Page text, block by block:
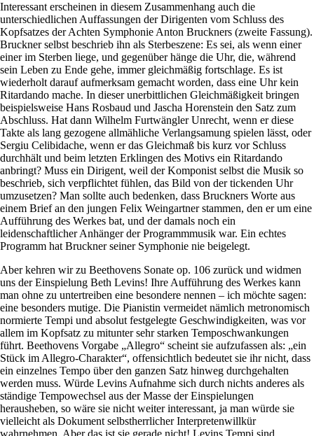
Interessant erscheinen in diesem Zusammenhang auch die
unterschiedlichen Auffassungen der Dirigenten vom Schluss des
Kopfsatzes der Achten Symphonie Anton Bruckners (zweite Fassung).
Bruckner selbst beschrieb ihn als Sterbeszene: Es sei, als wenn einer
einer im Sterben liege, und gegenüber hänge die Uhr, die, während
sein Leben zu Ende gehe, immer gleichmäßig fortschlage. Es ist
wiederholt darauf aufmerksam gemacht worden, dass eine Uhr kein
Ritardando mache. In dieser unerbittlichen Gleichmäßigkeit bringen
beispielsweise Hans Rosbaud und Jascha Horenstein den Satz zum
Abschluss. Hat dann Wilhelm Furtwängler Unrecht, wenn er diese
Takte als lang gezogene allmähliche Verlangsamung spielen lässt, oder
Sergiu Celibidache, wenn er das Gleichmaß bis kurz vor Schluss
durchhält und beim letzten Erklingen des Motivs ein Ritardando
anbringt? Muss ein Dirigent, weil der Komponist selbst die Musik so
beschrieb, sich verpflichtet fühlen, das Bild von der tickenden Uhr
umzusetzen? Man sollte auch bedenken, dass Bruckners Worte aus
einem Brief an den jungen Felix Weingartner stammen, den er um eine
Aufführung des Werkes bat, und der damals noch ein
leidenschaftlicher Anhänger der Programmmusik war. Ein echtes
Programm hat Bruckner seiner Symphonie nie beigelegt.
Aber kehren wir zu Beethovens Sonate op. 106 zurück und widmen
uns der Einspielung Beth Levins! Ihre Aufführung des Werkes kann
man ohne zu untertreiben eine besondere nennen – ich möchte sagen:
eine besonders mutige. Die Pianistin vermeidet nämlich metronomisch
normierte Tempi und absolut festgelegte Geschwindigkeiten, was vor
allem im Kopfsatz zu mitunter sehr starken Temposchwankungen
führt. Beethovens Vorgabe „Allegro“ scheint sie aufzufassen als: „ein
Stück im Allegro-Charakter“, offensichtlich bedeutet sie ihr nicht, dass
ein einzelnes Tempo über den ganzen Satz hinweg durchgehalten
werden muss. Würde Levins Aufnahme sich durch nichts anderes als
ständige Tempowechsel aus der Masse der Einspielungen
herausheben, so wäre sie nicht weiter interessant, ja man würde sie
vielleicht als Dokument selbstherrlicher Interpretenwillkür
wahrnehmen. Aber das ist sie gerade nicht! Levins Tempi sind